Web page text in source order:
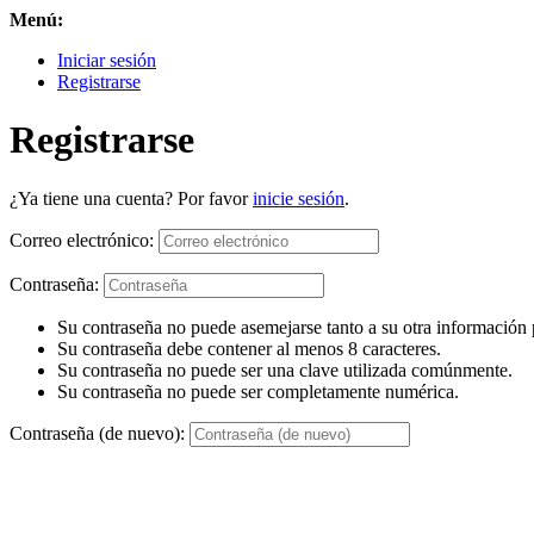
Menú:
Iniciar sesión
Registrarse
Registrarse
¿Ya tiene una cuenta? Por favorinicie sesión.
Correo electrónico:
Contraseña:
Su contraseña no puede asemejarse tanto a su otra información
Su contraseña debe contener al menos 8 caracteres.
Su contraseña no puede ser una clave utilizada comúnmente.
Su contraseña no puede ser completamente numérica.
Contraseña (de nuevo):